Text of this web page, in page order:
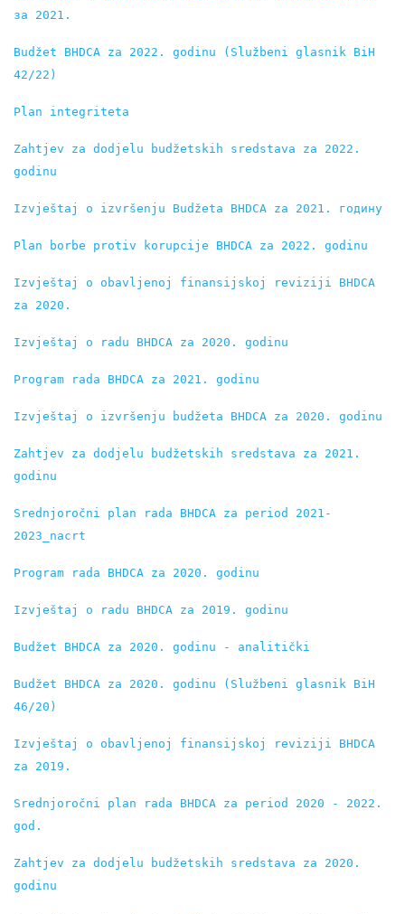
за 2021.
Budžet BHDCA za 2022. godinu (Službeni glasnik BiH
42/22)
Plan integriteta
Zahtjev za dodjelu budžetskih sredstava za 2022.
godinu
Izvještaj o izvršenju Budžeta BHDCA za 2021. годину
Plan borbe protiv korupcije BHDCA za 2022. godinu
Izvještaj o obavljenoj finansijskoj reviziji BHDCA
za 2020.
Izvještaj o radu BHDCA zа 2020. godinu
Program rada BHDCA za 2021. godinu
Izvještaj o izvršenju budžeta BHDCA za 2020. godinu
Zahtjev za dodjelu budžetskih sredstava za 2021.
godinu
Srednjoročni plan rada BHDCA za period 2021-
2023_nacrt
Program rada BHDCA za 2020. godinu
Izvještaj o radu BHDCA za 2019. godinu
Budžet BHDCA za 2020. godinu - analitički
Budžet BHDCA za 2020. godinu (Službeni glasnik BiH
46/20)
Izvještaj o obavljenoj finansijskoj reviziji BHDCA
za 2019.
Srednjoročni plan rada BHDCA za period 2020 - 2022.
god.
Zahtjev za dodjelu budžetskih sredstava za 2020.
godinu